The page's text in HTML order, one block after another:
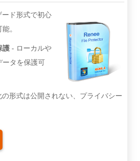
ード形式で初心
。
護
ローカルや
ータを保護可
の形式は公開されない、プライバシー